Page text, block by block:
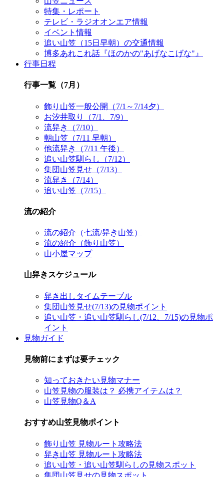
特集・レポート
テレビ・ラジオオンエア情報
イベント情報
追い山笠（15日早朝）の交通情報
博多あれこれ話『ほのかの"あげなこげな"』
行事日程
行事一覧（7月）
飾り山笠一般公開（7/1～7/14夕）
お汐井取り（7/1、7/9）
流舁き（7/10）
朝山笠（7/11 早朝）
他流舁き（7/11 午後）
追い山笠馴らし（7/12）
集団山笠見せ（7/13）
流舁き（7/14）
追い山笠（7/15）
流の紹介
流の紹介（七流/舁き山笠）
流の紹介（飾り山笠）
山小屋マップ
山舁きスケジュール
舁き出しタイムテーブル
集団山笠見せ(7/13)の見物ポイント
追い山笠・追い山笠馴らし(7/12、7/15)の見物ポ
イント
見物ガイド
見物前にまずは要チェック
知っておきたい見物マナー
山笠見物の服装は？ 必携アイテムは？
山笠見物Q＆A
おすすめ山笠見物ポイント
飾り山笠 見物ルート攻略法
舁き山笠 見物ルート攻略法
追い山笠・追い山笠馴らしの見物スポット
集団山笠見せの見物スポット